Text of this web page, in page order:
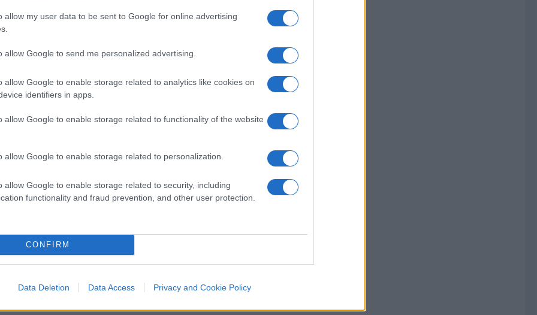
allow my user data to be sent to Google for online advertising
allow Google to send me personalized advertising.
allow Google to enable storage related to analytics like cookies on
identifiers in apps.
allow Google to enable storage related to functionality of the website
allow Google to enable storage related to personalization.
allow Google to enable storage related to security, including
functionality and fraud prevention, and other user protection.
CONFIRM
Data Deletion Data Access Privacy and Cookie Policy
anziché a Saxa Rubra, si
stella polare della meglio gioventù
solo lo slogan:
dall’inviata, impeccabile almeno in
a gaffa, ma per gli italiani a nodo
e ilTg1stellare non lo dimentica;
gli eredi di oggi, permeati dallo spirito
al loro popolo nella gestione della post
dagli italiani in America, dove c’è
Ocasio Cortez, idee e ricette a sinistra
che ha fatto non si sa bene
tutti tranne quel criminale cannibale
presidenta dell’America? Quindi
una che quanto a odio verso il
alla “nostra” Rula Jebreal.